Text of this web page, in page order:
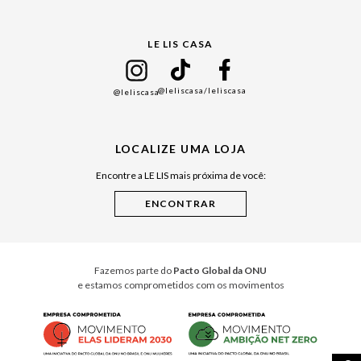
Cuidados Casa
LE LIS CASA
@leliscasa@leliscasa/leliscasa
LOCALIZE UMA LOJA
Encontre a LE LIS mais próxima de você:
Fazemos parte do Pacto Global da ONU
e estamos comprometidos com os movimentos